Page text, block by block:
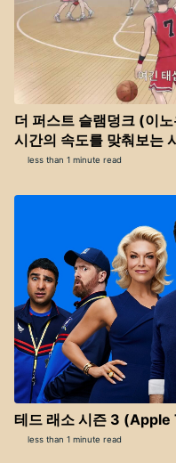
더 퍼스트 슬램덩크 (이
시간의 속도를 맞춰보는
less than 1 minute read
테드 래소 시즌 3
less than 1 minute read